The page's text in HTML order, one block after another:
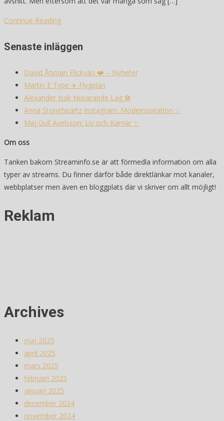
Continue Reading
Senaste inläggen
David Åhman Flickvän ❤️ – Nyheter
Martin E Type ✈️ Flygplan
Alexander Isak Nuvarande Lag ⚽️
Anna Stoneheartz Instagram: Modeinspiration ✨
Maj Gull Axelsson: Liv och Karriär ✨
Om oss
Tanken bakom Streaminfo.se är att förmedla information om alla
typer av streams. Du finner därför både direktlänkar mot kanaler,
webbplatser men även en bloggplats där vi skriver om allt möjligt!
Reklam
Archives
maj 2025
april 2025
mars 2025
februari 2025
januari 2025
december 2024
november 2024